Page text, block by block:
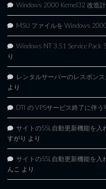
Windows 2000 Kernel32 改造計
MSU ファイルを Windows
Windows NT 3.51 Service Pack
り
レンタルサーバーのレスポン
より
DTI の VPSサービス終了に伴
サイトのSSL自動更新機能を
すがり より
サイトのSSL自動更新機能を
んこ より